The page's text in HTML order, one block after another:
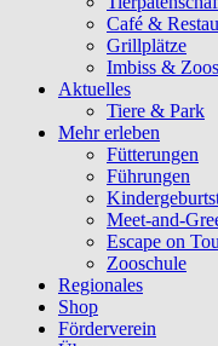
Café &
Grillplätze
Imbiss &
Aktuelles
Tiere & Park
Mehr erleben
Fütterungen
Führungen
Meet-and-
Escape on
Zooschule
Regionales
Shop
Förderverein